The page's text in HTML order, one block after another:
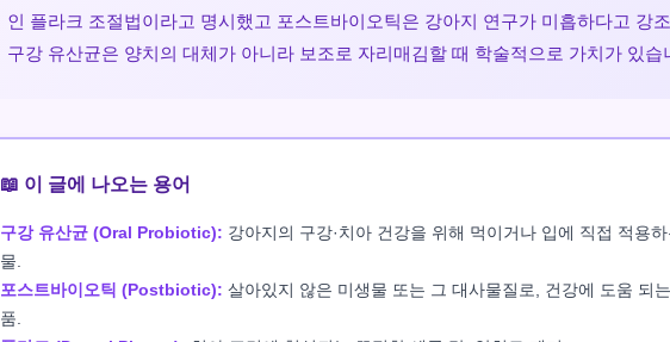
인 플라크 조절법이라고 명시했고 포스트바이오틱은 강아지 연구가 미흡하다고 강
구강 유산균은 양치의 대체가 아니라 보조로 자리매김할 때 학술적으로 가치가 있습
📖 이 글에 나오는 용어
구강 유산균 (Oral Probiotic): 강아지의 구강·치아 건강을 위해 먹이거나 입에 직접 적용
물.
포스트바이오틱 (Postbiotic): 살아있지 않은 미생물 또는 그 대사물질로, 건강에 도움 되
품.